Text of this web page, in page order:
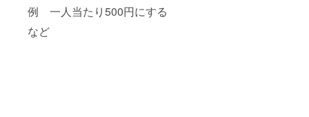
例 一人当たり500円にする
など